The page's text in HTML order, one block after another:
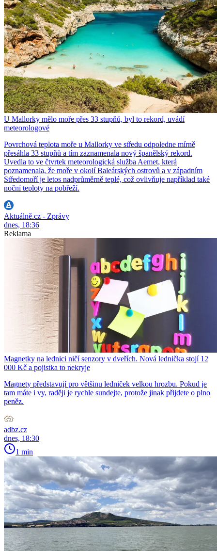
U Mallorky mělo moře přes 33 stupňů, byl to rekord, uvádí
meteorologové
Povrchová teplota moře u Mallorky ve středu odpoledne mírně
přesáhla 33 stupňů a tím zaznamenala nový španělský rekord.
Uvedla to ve čtvrtek meteorologická služba Aemet, která
poznamenala, že moře v okolí Baleárských ostrovů a v západním
Středomoří je letos nadprůměrně teplé, což ovlivňuje například také
noční teploty na pobřeží.
Aktuálně.cz - Zprávy
dnes, 18:36
Reklama
Magnetky na lednici ničí senzory v dveřích. Nová lednička stojí 12
000 Kč a pojistka to nekryje
Magnety představují pro většinu ledniček velkou hrozbu. Pokud je
tam máte i vy, raději je rychle sundejte, protože jinak přijdete o plno
peněz.
adbz.cz
dnes, 18:30
1 min